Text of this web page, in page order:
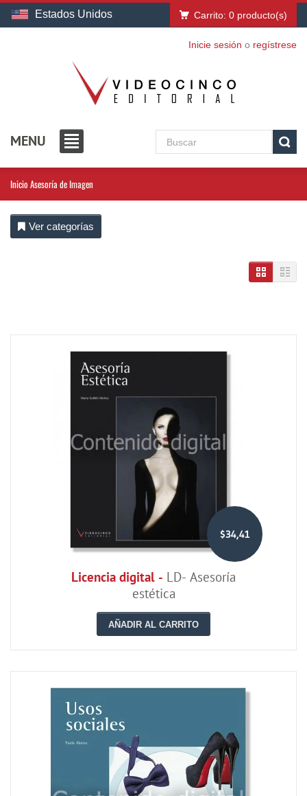
Estados Unidos Carrito: 0 producto(s)
Inicie sesión o regístrese
MENU
Inicio Asesoría de Imagen
Ver categorías
$34,41
Licencia digital - LD- Asesoría
estética
AÑADIR AL CARRITO